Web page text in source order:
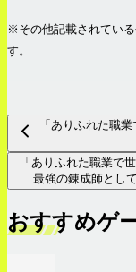
※その他記載されてい
す。
「ありふれた職
「ありふれた職業で
最強の錬成師とし
おすすめゲ